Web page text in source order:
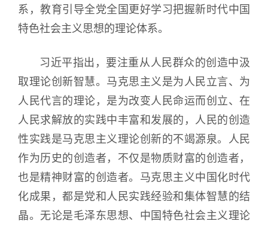
系，教育引导全党全国更好学习把握新时代中国
特色社会主义思想的理论体系。
习近平指出，要注重从人民群众的创造中汲
取理论创新智慧。马克思主义是为人民立言、为
人民代言的理论，是为改变人民命运而创立、在
人民求解放的实践中丰富和发展的，人民的创造
性实践是马克思主义理论创新的不竭源泉。人民
作为历史的创造者，不仅是物质财富的创造者，
也是精神财富的创造者。马克思主义中国化时代
化成果，都是党和人民实践经验和集体智慧的结
晶。无论是毛泽东思想、中国特色社会主义理论